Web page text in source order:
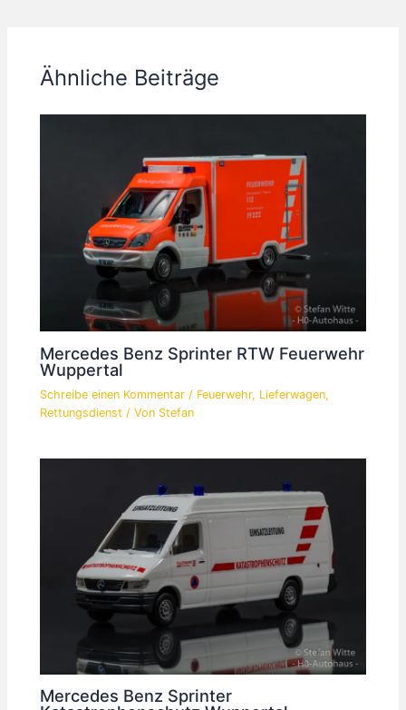
Ähnliche Beiträge
Mercedes Benz Sprinter RTW Feuerwehr
Wuppertal
Schreibe einen Kommentar / Feuerwehr, Lieferwagen,
Rettungsdienst / Von Stefan
Mercedes Benz Sprinter